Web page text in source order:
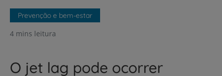
Prevenção e bem-estar
4 mins leitura
O jet lag pode ocorrer